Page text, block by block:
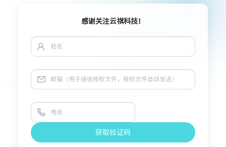
感谢关注云祺科技！
获取验证码